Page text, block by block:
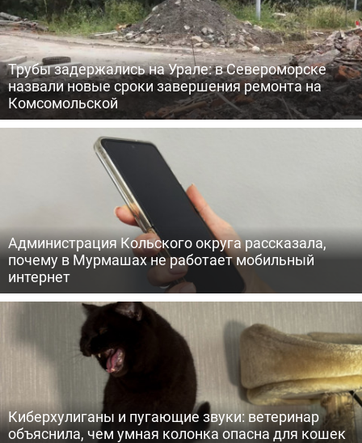
Трубы задержались на Урале: в Североморске
назвали новые сроки завершения ремонта на
Комсомольской
Администрация Кольского округа рассказала,
почему в Мурмашах не работает мобильный
интернет
Киберхулиганы и пугающие звуки: ветеринар
объяснила, чем умная колонка опасна для кошек